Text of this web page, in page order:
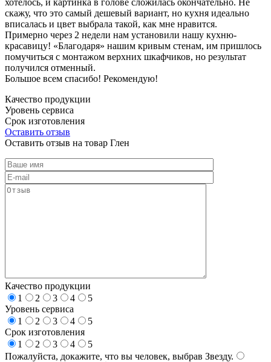
скажу, что это самый дешевый вариант, но кухня идеально
вписалась и цвет выбрала такой, как мне нравится.
Примерно через 2 недели нам установили нашу кухню-
красавицу! «Благодаря» нашим кривым стенам, им пришлось
помучиться с монтажом верхних шкафчиков, но результат
получился отменный.
Большое всем спасибо! Рекомендую!
Качество продукции
Уровень сервиса
Срок изготовления
Оставить отзыв
Оставить отзыв на товар Глен
Качество продукции
1
2 3 4
5
Уровень сервиса
1
2 3 4
5
Срок изготовления
1
2 3 4
5
Пожалуйста, докажите, что вы человек, выбрав Звезду.